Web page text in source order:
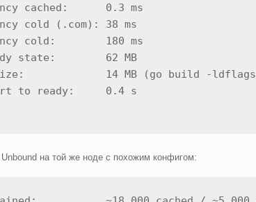
cached:      0.3 ms
cold (.com): 38 ms
cold:        180 ms
state:        62 MB
14 MB (go build -
на той же ноде с похожим конфигом: